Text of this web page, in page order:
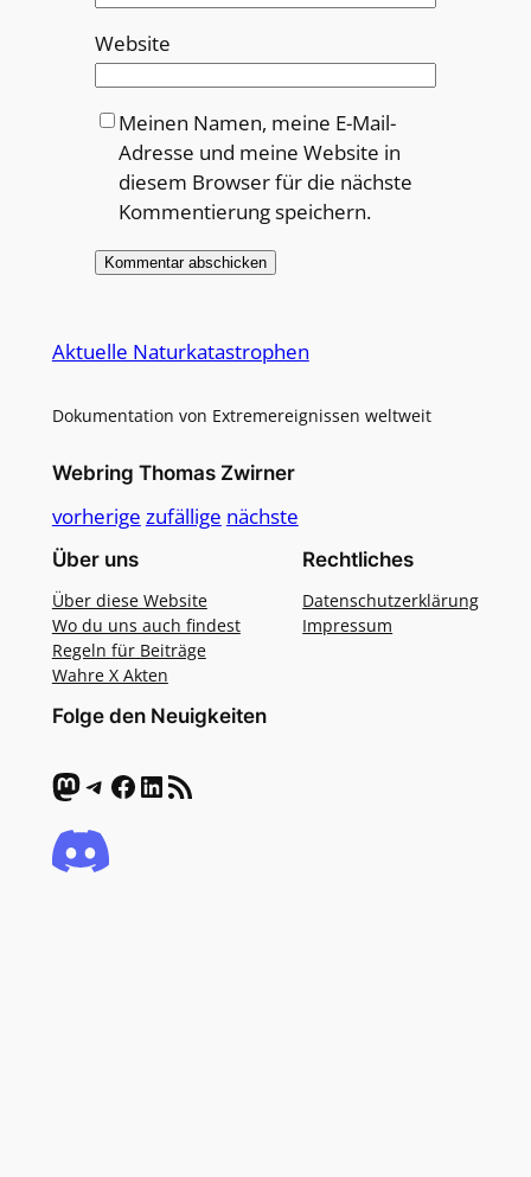
Website
Meinen Namen, meine E-Mail-
Adresse und meine Website in
diesem Browser für die nächste
Kommentierung speichern.
Aktuelle Naturkatastrophen
Dokumentation von Extremereignissen weltweit
Webring Thomas Zwirner
vorherige zufällige nächste
Über uns
Über diese Website
Wo du uns auch findest
Regeln für Beiträge
Wahre X Akten
Rechtliches
Datenschutzerklärung
Impressum
Folge den Neuigkeiten
Mastodon Telegram Facebook LinkedIn RSS-Feed